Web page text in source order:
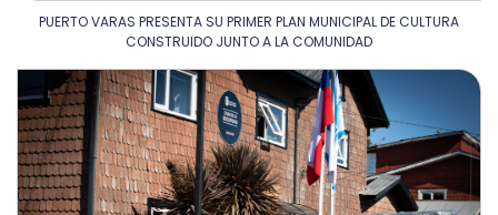
PUERTO VARAS PRESENTA SU PRIMER PLAN MUNICIPAL DE CULTURA
CONSTRUIDO JUNTO A LA COMUNIDAD